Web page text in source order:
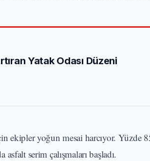
Yatak Odası Düzeni
ekipler yoğun mesai harcıyor. Yüzde
serim çalışmaları başladı.